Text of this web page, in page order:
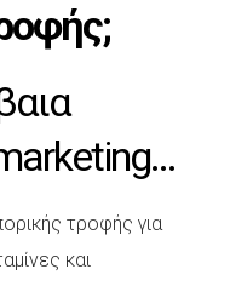
τροφής για
και